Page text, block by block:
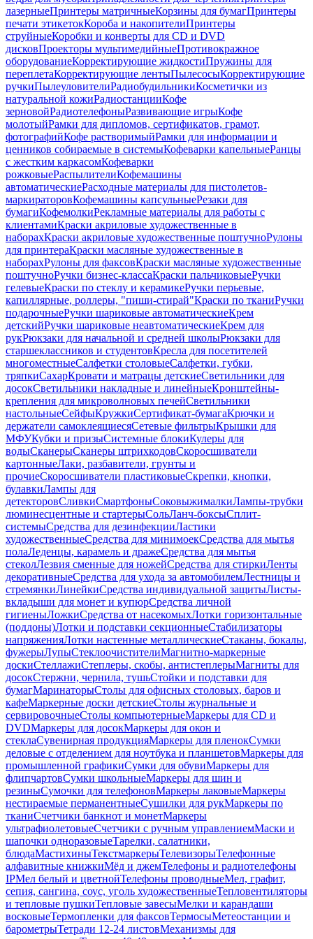
лазерныеПринтеры матричныеКорзины для бумагПринтеры
печати этикетокКороба и накопителиПринтеры
струйныеКоробки и конверты для CD и DVD
дисковПроекторы мультимедийныеПротивокражное
оборудованиеКорректирующие жидкостиПружины для
переплетаКорректирующие лентыПылесосыКорректирующие
ручкиПылеуловителиРадиобудильникиКосметички из
натуральной кожиРадиостанцииКофе
зерновойРадиотелефоныРазвивающие игрыКофе
молотыйРамки для дипломов, сертификатов, грамот,
фотографийКофе растворимыйРамки для информации и
ценников собираемые в системыКофеварки капельныеРанцы
с жестким каркасомКофеварки
рожковыеРаспылителиКофемашины
автоматическиеРасходные материалы для пистолетов-
маркираторовКофемашины капсульныеРезаки для
бумагиКофемолкиРекламные материалы для работы с
клиентамиКраски акриловые художественные в
наборахКраски акриловые художественные поштучноРулоны
для принтераКраски масляные художественные в
наборахРулоны для факсовКраски масляные художественные
поштучноРучки бизнес-классаКраски пальчиковыеРучки
гелевыеКраски по стеклу и керамикеРучки перьевые,
капиллярные, роллеры, "пиши-стирай"Краски по тканиРучки
подарочныеРучки шариковые автоматическиеКрем
детскийРучки шариковые неавтоматическиеКрем для
рукРюкзаки для начальной и средней школыРюкзаки для
старшеклассников и студентовКресла для посетителей
многоместныеСалфетки столовыеСалфетки, губки,
тряпкиСахарКровати и матрацы детскиеСветильники для
досокСветильники накладные и линейныеКронштейны-
крепления для микроволновых печейСветильники
настольныеСейфыКружкиСертификат-бумагаКрючки и
держатели самоклеящиесяСетевые фильтрыКрышки для
МФУКубки и призыСистемные блокиКулеры для
водыСканерыСканеры штрихкодовСкоросшиватели
картонныеЛаки, разбавители, грунты и
прочиеСкоросшиватели пластиковыеСкрепки, кнопки,
булавкиЛампы для
детекторовСливкиСмартфоныСоковыжималкиЛампы-трубки
люминесцентные и стартерыСольЛанч-боксыСплит-
системыСредства для дезинфекцииЛастики
художественныеСредства для минимоекСредства для мытья
полаЛеденцы, карамель и дражеСредства для мытья
стеколЛезвия сменные для ножейСредства для стиркиЛенты
декоративныеСредства для ухода за автомобилемЛестницы и
стремянкиЛинейкиСредства индивидуальной защитыЛисты-
вкладыши для монет и купюрСредства личной
гигиеныЛожкиСредства от насекомыхЛотки горизонтальные
(поддоны)Лотки и подставки секционныеСтабилизаторы
напряженияЛотки настенные металлическиеСтаканы, бокалы,
фужерыЛупыСтеклоочистителиМагнитно-маркерные
доскиСтеллажиСтеплеры, скобы, антистеплерыМагниты для
досокСтержни, чернила, тушьСтойки и подставки для
бумагМаринаторыСтолы для офисных столовых, баров и
кафеМаркерные доски детскиеСтолы журнальные и
сервировочныеСтолы компьютерныеМаркеры для CD и
DVDМаркеры для досокМаркеры для окон и
стеклаСувенирная продукцияМаркеры для пленокСумки
деловые с отделением для ноутбука и планшетовМаркеры для
промышленной графикиСумки для обувиМаркеры для
флипчартовСумки школьныеМаркеры для шин и
резиныСумочки для телефоновМаркеры лаковыеМаркеры
нестираемые перманентныеСушилки для рукМаркеры по
тканиСчетчики банкнот и монетМаркеры
ультрафиолетовыеСчетчики с ручным управлениемМаски и
шапочки одноразовыеТарелки, салатники,
блюдаМастихиныТекстмаркерыТелевизорыТелефонные
алфавитные книжкиМёд и джемТелефоны и радиотелефоны
IPМел белый и цветнойТелефоны проводныеМел, графит,
сепия, сангина, соус, уголь художественныеТепловентиляторы
и тепловые пушкиТепловые завесыМелки и карандаши
восковыеТермопленки для факсовТермосыМетеостанции и
барометрыТетради 12-24 листовМеханизмы для